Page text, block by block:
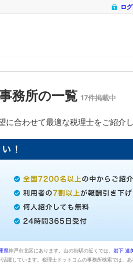
ロ
務所の一覧 17件掲載中
合わせて最適な税理士をご紹介し
県神戸市北区にあります。山の街駅の近くでは、 岩下 達
躍しています。税理士ドットコムの事務所検索では、